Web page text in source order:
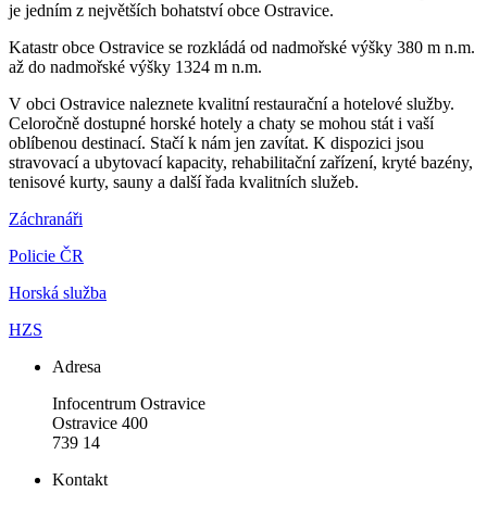
je jedním z největších bohatství obce Ostravice.
Katastr obce Ostravice se rozkládá od nadmořské výšky 380 m n.m.
až do nadmořské výšky 1324 m n.m.
V obci Ostravice naleznete kvalitní restaurační a hotelové služby.
Celoročně dostupné horské hotely a chaty se mohou stát i vaší
oblíbenou destinací. Stačí k nám jen zavítat. K dispozici jsou
stravovací a ubytovací kapacity, rehabilitační zařízení, kryté bazény,
tenisové kurty, sauny a další řada kvalitních služeb.
Záchranáři
Policie ČR
Horská služba
HZS
Adresa
Infocentrum Ostravice
Ostravice 400
739 14
Kontakt